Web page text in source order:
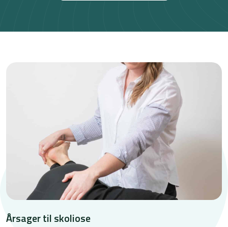
Årsager til skoliose